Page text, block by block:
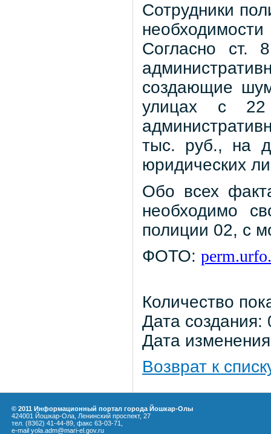
Сотрудники
Согласно ст.
создающие
улицах с
тыс. руб., на
юридических
Обо всех
необходимо
полиции 02, с
ФОТО:
Количество
Дата
Дата
Возврат к
© 2011 Информационный портал города Йошкар-Олы
424001 Йошкар-Ола, Ленинский проспект, 27
тел. (8362) 41-44-89, факс 63-03-71,
e-mail yola.adm@mari-el.gov.ru